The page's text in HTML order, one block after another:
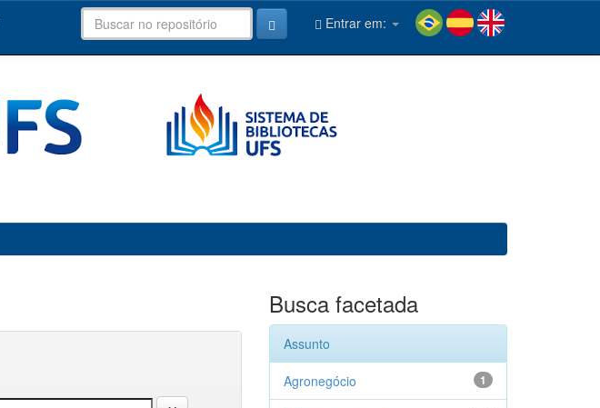
Entrar em:
Busca facetada
Assunto
1
Agronegócio